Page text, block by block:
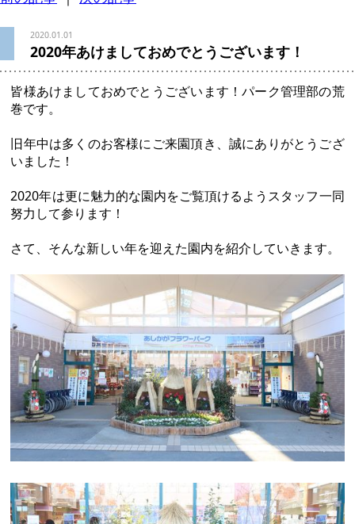
2020.01.01
2020年あけましておめでとうございます！
皆様あけましておめでとうございます！パーク管理部の荒
巻です。
旧年中は多くのお客様にご来園頂き、誠にありがとうござ
いました！
2020年は更に魅力的な園内をご覧頂けるようスタッフ一同
努力して参ります！
さて、そんな新しい年を迎えた園内を紹介していきます。